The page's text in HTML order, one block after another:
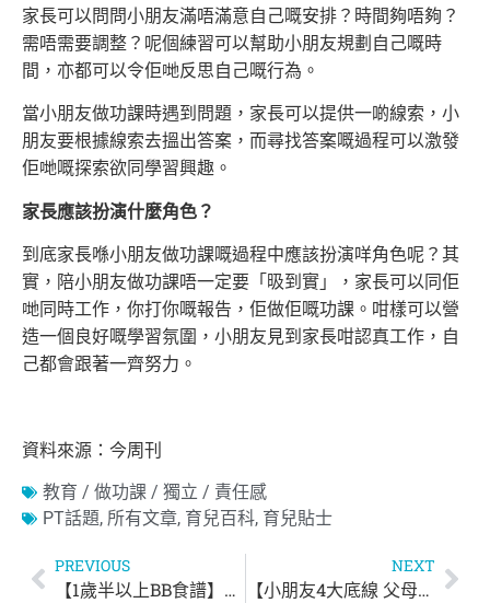
家長可以問問小朋友滿唔滿意自己嘅安排？時間夠唔夠？
需唔需要調整？呢個練習可以幫助小朋友規劃自己嘅時
間，亦都可以令佢哋反思自己嘅行為。
當小朋友做功課時遇到問題，家長可以提供一啲線索，小
朋友要根據線索去搵出答案，而尋找答案嘅過程可以激發
佢哋嘅探索欲同學習興趣。
家長應該扮演什麼角色？
到底家長喺小朋友做功課嘅過程中應該扮演咩角色呢？其
實，陪小朋友做功課唔一定要「昅到實」，家長可以同佢
哋同時工作，你打你嘅報告，佢做佢嘅功課。咁樣可以營
造一個良好嘅學習氛圍，小朋友見到家長咁認真工作，自
己都會跟著一齊努力。
資料來源：今周刊
教育 / 做功課 / 獨立 / 責任感
PT話題, 所有文章, 育兒百科, 育兒貼士
PREVIOUS
【1歲半以上BB食譜】鮮菇薯仔煎餅
NEXT
【小朋友4大底線 父母咪亂踩！】